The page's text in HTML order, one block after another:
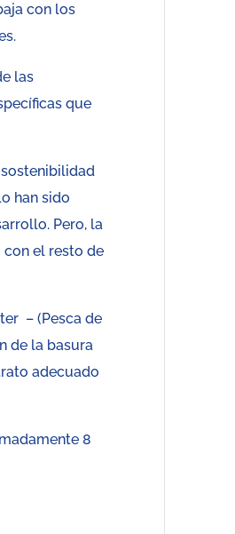
con los
las
que
han sido
Pero, la
el resto de
– (Pesca de
de la basura
adecuado
8